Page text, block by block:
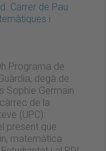
Carrer de Pau
i
Programa de
degà de
Sophie Germain
de la
(UPC):
present que
matemàtica